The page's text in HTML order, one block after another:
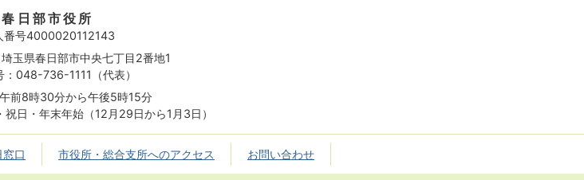
春日部市役所
番号4000020112143
県春日部市中央七丁目2番地1
：048-736-1111（代表）
前8時30分から午後5時15分
日・年末年始（12月29日から1月3日）
口 市役所・総合支所へのアクセス お問い合わせ